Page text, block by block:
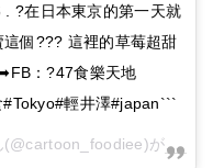
?在日本東京的第一天就
個??? 這裡的草莓超甜
：?47食樂天地
輕井澤#japan```
(@cartoon_foodiee)がシェア